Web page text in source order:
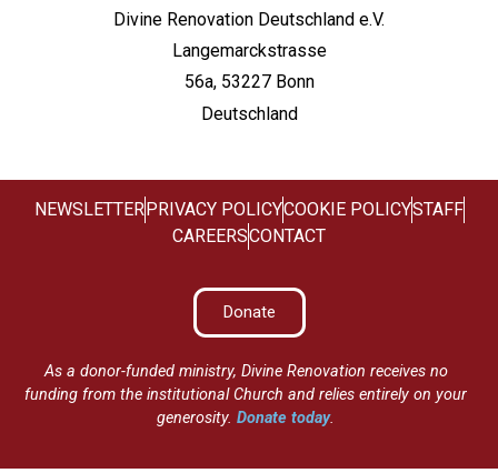
Divine Renovation Deutschland e.V.
Langemarckstrasse
56a, 53227 Bonn
Deutschland
NEWSLETTERPRIVACY POLICYCOOKIE POLICYSTAFF
CAREERSCONTACT
Donate
As a donor-funded ministry, Divine Renovation receives no
funding from the institutional Church and relies entirely on your
generosity.Donate today.